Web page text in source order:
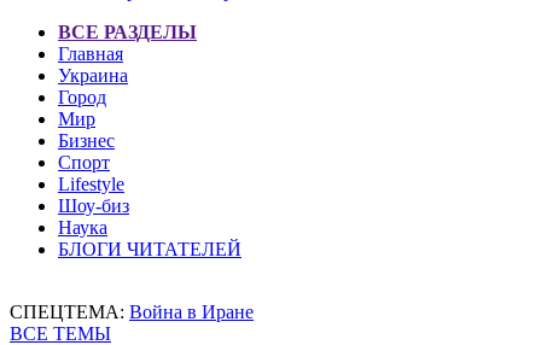
ВСЕ РАЗДЕЛЫ
Главная
Украина
Город
Мир
Бизнес
Спорт
Lifestyle
Шоу-биз
Наука
БЛОГИ ЧИТАТЕЛЕЙ
СПЕЦТЕМА: Война в Иране
ВСЕ ТЕМЫ